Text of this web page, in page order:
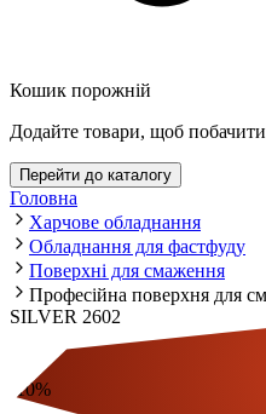
Кошик порожній
Додайте товари, щоб побачити
Перейти до каталогу
Головна
Харчове обладнання
Обладнання для фастфуду
Поверхні для смаження
Професійна поверхня для
SILVER 2602
10%